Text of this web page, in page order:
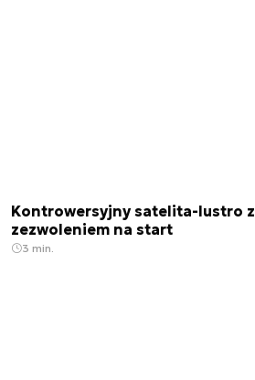
Kontrowersyjny satelita-lustro z
zezwoleniem na start
3 min.